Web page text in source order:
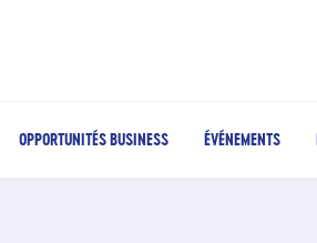
OPPORTUNITÉS BUSINESS ÉVÉNEMENTS